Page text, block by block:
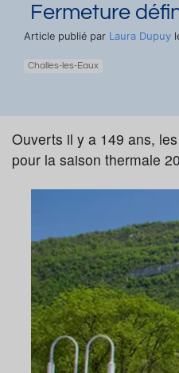
Fermeture
Article publié par Laura Dupuy
Challes-les-Eaux
Ouverts il y a 149 ans,
pour la saison thermale